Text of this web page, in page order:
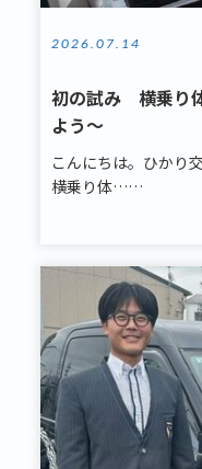
2026.07.14
初の試み 横乗り
よう～
こんにちは。ひかり
横乗り体……